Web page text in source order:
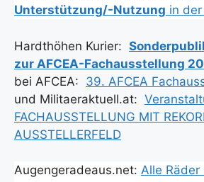
Unter­stüt­zun­g/-Nut­zung in der
Hardt­hö­hen Kurier:
zur AFCEA-Fach­aus­stel­lung
bei AFCEA: 39. AFCEA
und Militaeraktuell.at:
FACHAUSSTELLUNG MIT
AUSSTELLERFELD
Augengeradeaus.net: Alle